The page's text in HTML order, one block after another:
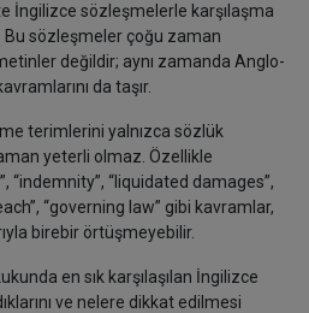
İngilizce sözleşmelerle karşılaşma
Bu sözleşmeler çoğu zaman
değildir; aynı zamanda Anglo-
da taşır.
terimlerini yalnızca sözlük
yeterli olmaz. Özellikle
“indemnity”, “liquidated damages”,
“governing law” gibi kavramlar,
birebir örtüşmeyebilir.
en sık karşılaşılan İngilizce
ve nelere dikkat edilmesi